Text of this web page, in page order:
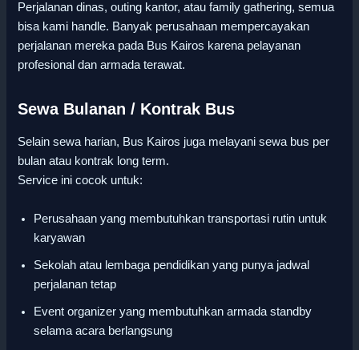
Perjalanan dinas, outing kantor, atau family gathering, semua
bisa kami handle. Banyak perusahaan mempercayakan
perjalanan mereka pada Bus Kairos karena pelayanan
profesional dan armada terawat.
Sewa Bulanan / Kontrak Bus
Selain sewa harian, Bus Kairos juga melayani sewa bus per
bulan atau kontrak long term.
Service ini cocok untuk:
Perusahaan yang membutuhkan transportasi rutin untuk
karyawan
Sekolah atau lembaga pendidikan yang punya jadwal
perjalanan tetap
Event organizer yang membutuhkan armada standby
selama acara berlangsung